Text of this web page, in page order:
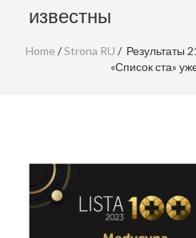
известны
Home /Strona RU / Результаты
«Список ста»